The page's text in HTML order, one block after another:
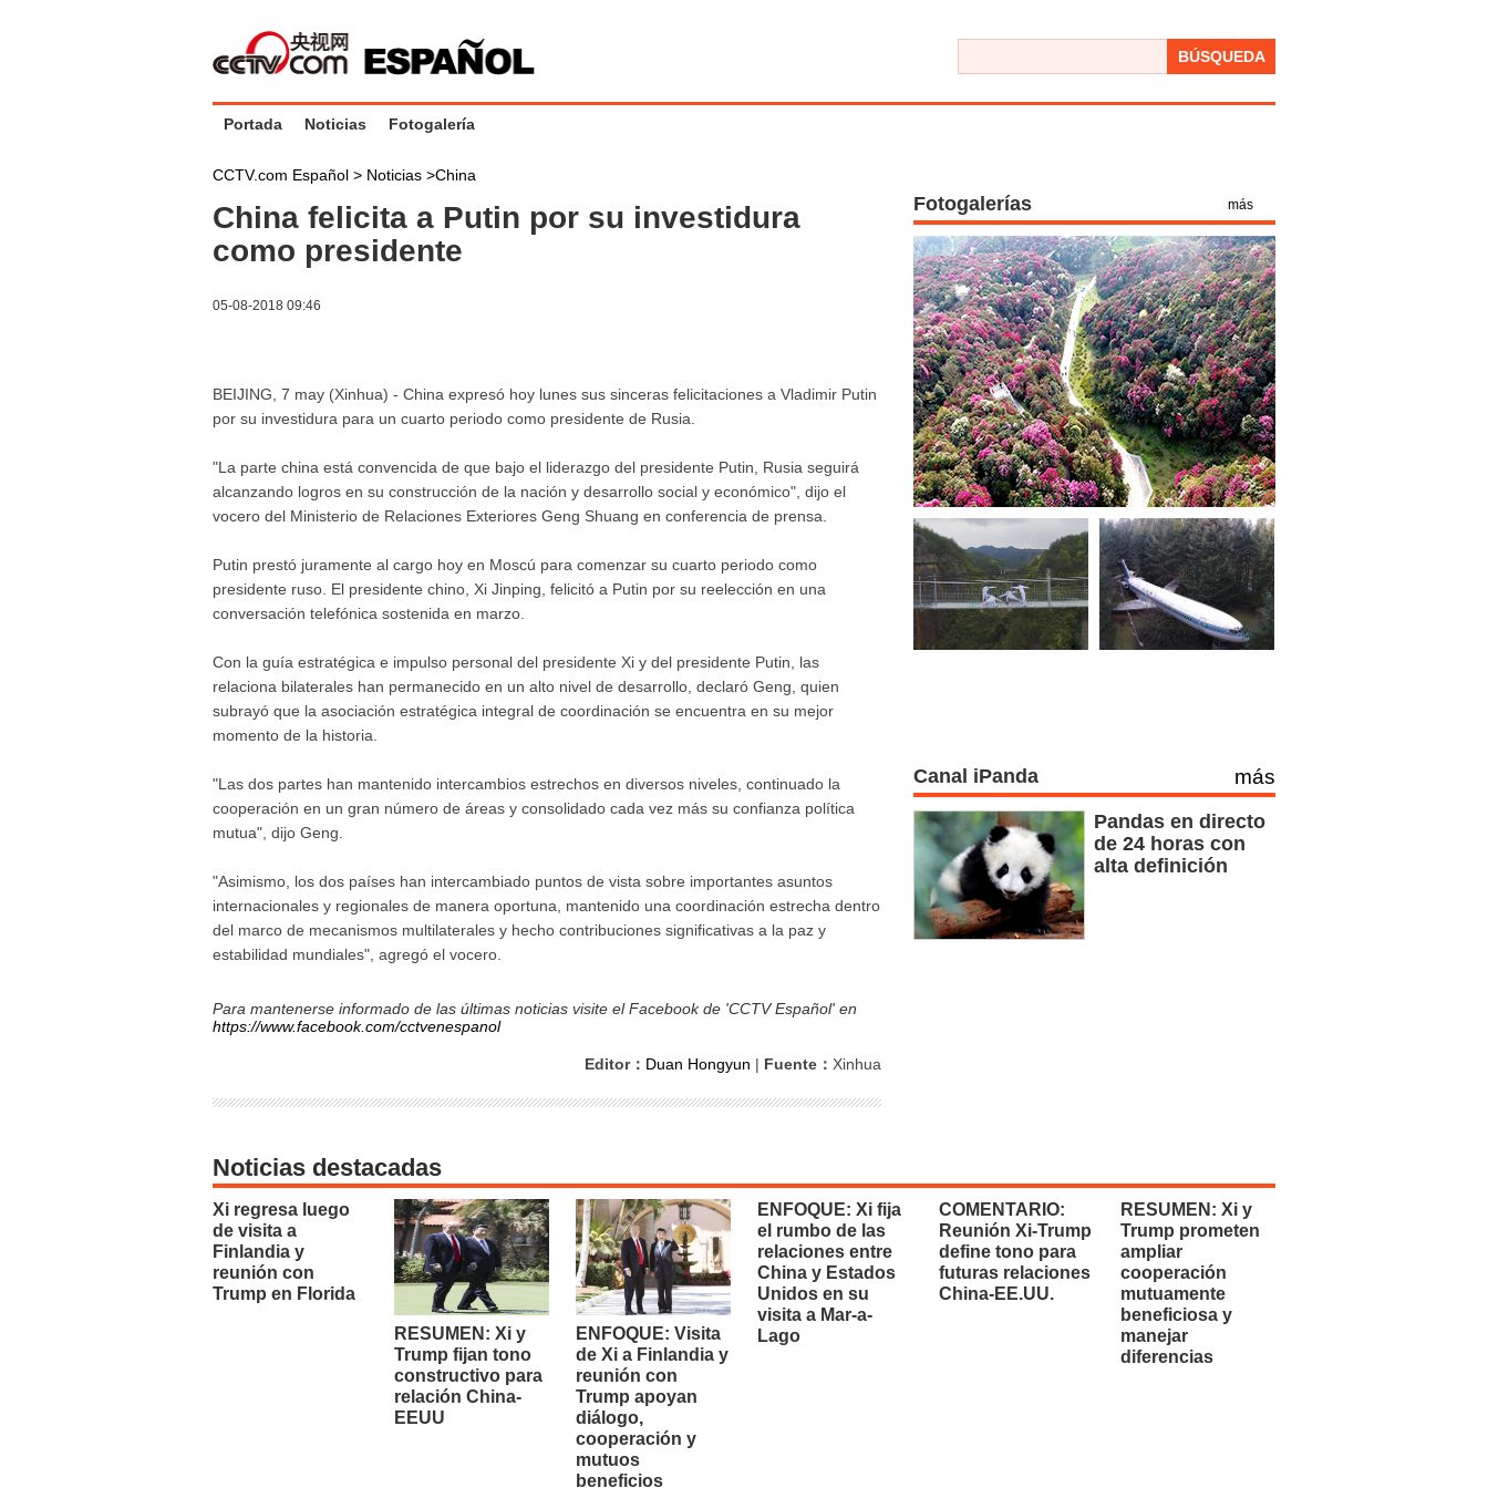
BÚSQUEDA
Portada Noticias Fotogalería
CCTV.com Español > Noticias >China
China felicita a Putin por su investidura
como presidente
05-08-2018 09:46
BEIJING, 7 may (Xinhua) - China expresó hoy lunes sus sinceras felicitaciones a Vladimir Putin
por su investidura para un cuarto periodo como presidente de Rusia.
"La parte china está convencida de que bajo el liderazgo del presidente Putin, Rusia seguirá
alcanzando logros en su construcción de la nación y desarrollo social y económico", dijo el
vocero del Ministerio de Relaciones Exteriores Geng Shuang en conferencia de prensa.
Putin prestó juramente al cargo hoy en Moscú para comenzar su cuarto periodo como
presidente ruso. El presidente chino, Xi Jinping, felicitó a Putin por su reelección en una
conversación telefónica sostenida en marzo.
Con la guía estratégica e impulso personal del presidente Xi y del presidente Putin, las
relaciona bilaterales han permanecido en un alto nivel de desarrollo, declaró Geng, quien
subrayó que la asociación estratégica integral de coordinación se encuentra en su mejor
momento de la historia.
"Las dos partes han mantenido intercambios estrechos en diversos niveles, continuado la
cooperación en un gran número de áreas y consolidado cada vez más su confianza política
mutua", dijo Geng.
"Asimismo, los dos países han intercambiado puntos de vista sobre importantes asuntos
internacionales y regionales de manera oportuna, mantenido una coordinación estrecha dentro
del marco de mecanismos multilaterales y hecho contribuciones significativas a la paz y
estabilidad mundiales", agregó el vocero.
Para mantenerse informado de las últimas noticias visite el Facebook de 'CCTV Español' en
https://www.facebook.com/cctvenespanol
Editor： Duan Hongyun | Fuente： Xinhua
Fotogalerías más
Canal iPanda más
Pandas en directo
de 24 horas con
alta definición
Noticias destacadas
Xi regresa luego
de visita a
Finlandia y
reunión con
Trump en Florida
RESUMEN: Xi y
Trump fijan tono
constructivo para
relación China-
EEUU
ENFOQUE: Visita
de Xi a Finlandia y
reunión con
Trump apoyan
diálogo,
cooperación y
mutuos
beneficios
ENFOQUE: Xi fija
el rumbo de las
relaciones entre
China y Estados
Unidos en su
visita a Mar-a-
Lago
COMENTARIO:
Reunión Xi-Trump
define tono para
futuras relaciones
China-EE.UU.
RESUMEN: Xi y
Trump prometen
ampliar
cooperación
mutuamente
beneficiosa y
manejar
diferencias